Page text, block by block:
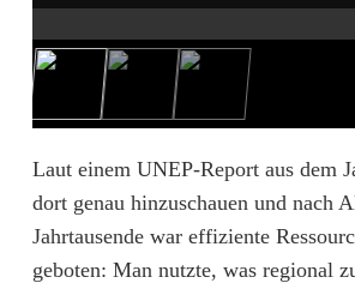
c
h
a
f
Laut einem UNEP-Report aus dem
dort genau hinzuschauen und nach
Jahrtausende war effiziente
geboten: Man nutzte, was regional